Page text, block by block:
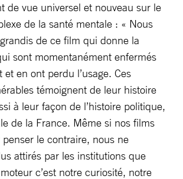
de vue universel et nouveau sur le
de la santé mentale : « Nous
de ce film qui donne la
sont momentanément enfermés
en ont perdu l’usage. Ces
témoignent de leur histoire
à leur façon de l’histoire politique,
de la France. Même si nos films
penser le contraire, nous ne
attirés par les institutions que
c’est notre curiosité, notre